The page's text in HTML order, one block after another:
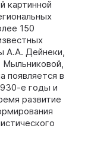
картинной
150
А.А. Дейнеки,
Мыльниковой,
появляется в
е годы и
развитие